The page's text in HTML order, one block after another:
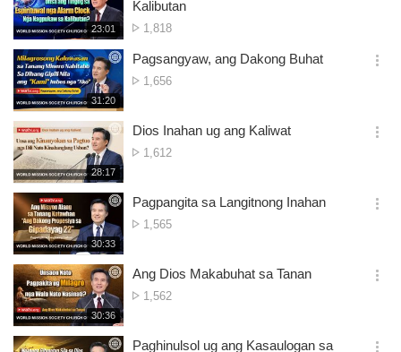
재
생
시
간
23:01
Kalibutan
No.
views
1,818
기
재
생
시
간
31:20
Pagsangyaw, ang Dakong Buhat
No.
1,656
옵
기
재
생
시
간
28:17
Dios Inahan ug ang Kaliwat
No.
1,612
옵
기
재
생
시
간
30:33
Pagpangita sa Langitnong Inahan
No.
1,565
옵
기
재
생
시
30:36
Ang Dios Makabuhat sa Tanan
No.
1,562
옵
Paghinulsol ug ang Kasaulogan sa